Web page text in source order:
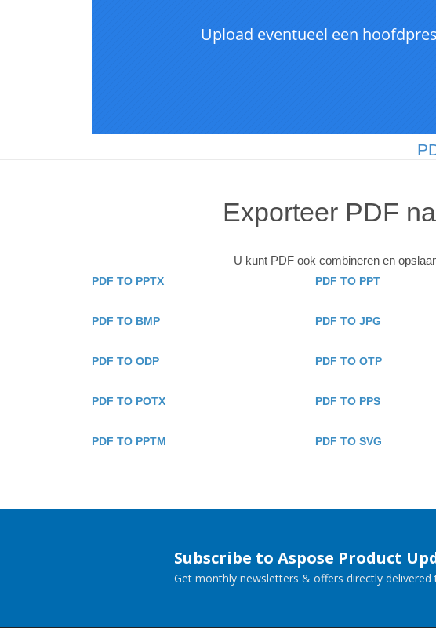
Exporteer PDF
U kunt PDF ook combineren en
PDF TO PPTX PDF TO PPT
PDF TO BMP PDF TO JPG
PDF TO ODP PDF TO OTP
PDF TO POTX PDF TO PPS
PDF TO PPTM PDF TO SVG
Subscribe to Aspose Product
Get monthly newsletters & offers directly delivered